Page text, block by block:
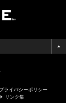
プライバシーポリシー
リンク集